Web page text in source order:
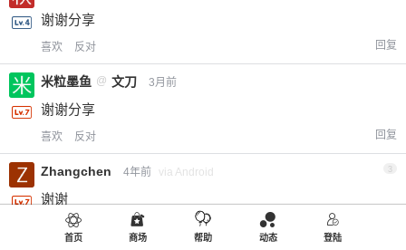
谢谢分享
喜欢 反对 回复
米粒墨鱼 @ 文刀 3月前
谢谢分享
喜欢 反对 回复
Zhangchen 4年前 via Android 3
谢谢
反对
首页 商场 帮助 动态 登陆